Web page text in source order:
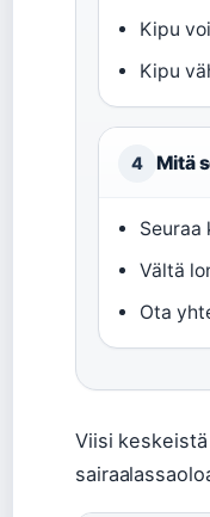
Kipu
Kipu
4 Mitä
Seuraa
Vältä
Ota
Viisi